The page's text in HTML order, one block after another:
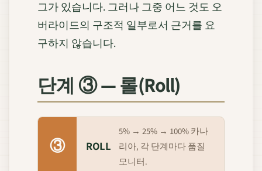
그가 있습니다. 그러나 그중 어느 것도 오
버라이드의 구조적 일부로서 근거를 요
구하지 않습니다.
단계 ③ — 롤(Roll)
③ ROLL
5% → 25% → 100% 카나
리아, 각 단계마다 품질
모니터.